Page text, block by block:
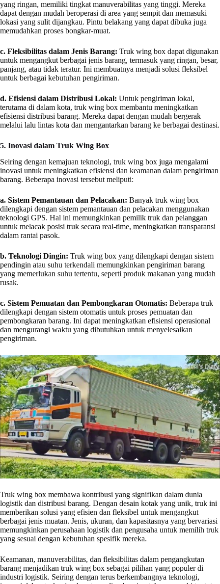
yang ringan, memiliki tingkat manuverabilitas yang tinggi. Mereka
dapat dengan mudah beroperasi di area yang sempit dan memasuki
lokasi yang sulit dijangkau. Pintu belakang yang dapat dibuka juga
memudahkan proses bongkar-muat.
c. Fleksibilitas dalam Jenis Barang: Truk wing box dapat digunakan
untuk mengangkut berbagai jenis barang, termasuk yang ringan, besar,
panjang, atau tidak teratur. Ini membuatnya menjadi solusi fleksibel
untuk berbagai kebutuhan pengiriman.
d. Efisiensi dalam Distribusi Lokal: Untuk pengiriman lokal,
terutama di dalam kota, truk wing box membantu meningkatkan
efisiensi distribusi barang. Mereka dapat dengan mudah bergerak
melalui lalu lintas kota dan mengantarkan barang ke berbagai destinasi.
5. Inovasi dalam Truk Wing Box
Seiring dengan kemajuan teknologi, truk wing box juga mengalami
inovasi untuk meningkatkan efisiensi dan keamanan dalam pengiriman
barang. Beberapa inovasi tersebut meliputi:
a. Sistem Pemantauan dan Pelacakan: Banyak truk wing box
dilengkapi dengan sistem pemantauan dan pelacakan menggunakan
teknologi GPS. Hal ini memungkinkan pemilik truk dan pelanggan
untuk melacak posisi truk secara real-time, meningkatkan transparansi
dalam rantai pasok.
b. Teknologi Dingin: Truk wing box yang dilengkapi dengan sistem
pendingin atau suhu terkendali memungkinkan pengiriman barang
yang memerlukan suhu tertentu, seperti produk makanan yang mudah
rusak.
c. Sistem Pemuatan dan Pembongkaran Otomatis: Beberapa truk
dilengkapi dengan sistem otomatis untuk proses pemuatan dan
pembongkaran barang. Ini dapat meningkatkan efisiensi operasional
dan mengurangi waktu yang dibutuhkan untuk menyelesaikan
pengiriman.
Truk wing box membawa kontribusi yang signifikan dalam dunia
logistik dan distribusi barang. Dengan desain kotak yang unik, truk ini
memberikan solusi yang efisien dan fleksibel untuk mengangkut
berbagai jenis muatan. Jenis, ukuran, dan kapasitasnya yang bervariasi
memungkinkan perusahaan logistik dan pengusaha untuk memilih truk
yang sesuai dengan kebutuhan spesifik mereka.
Keamanan, manuverabilitas, dan fleksibilitas dalam pengangkutan
barang menjadikan truk wing box sebagai pilihan yang populer di
industri logistik. Seiring dengan terus berkembangnya teknologi,